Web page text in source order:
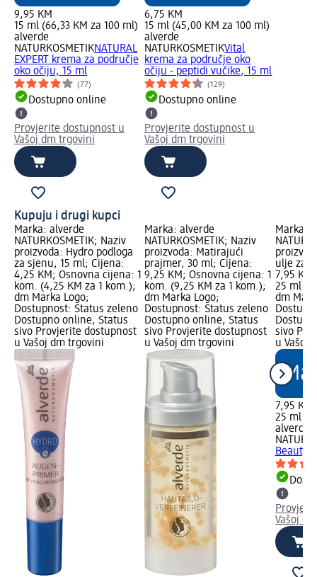
9,95 KM
15 ml (66,33 KM za 100 ml)
alverde
NATURKOSMETIKNATURAL
EXPERT krema za područje
oko očiju, 15 ml
(77)
Dostupno online
Provjerite dostupnost u
Vašoj dm trgovini
6,75 KM
15 ml (45,00 KM za 100 ml)
alverde
NATURKOSMETIKVital
krema za područje oko
očiju - peptidi vučike, 15 ml
(129)
Dostupno online
Provjerite dostupnost u
Vašoj dm trgovini
Kupuju i drugi kupci
Marka: alverde
NATURKOSMETIK; Naziv
proizvoda: Hydro podloga
za sjenu, 15 ml; Cijena:
4,25 KM; Osnovna cijena: 1
kom. (4,25 KM za 1 kom.);
dm Marka Logo;
Dostupnost: Status zeleno
Dostupno online, Status
sivo Provjerite dostupnost
u Vašoj dm trgovini
Marka: alverde
NATURKOSMETIK; Naziv
proizvoda: Matirajući
prajmer, 30 ml; Cijena:
9,25 KM; Osnovna cijena: 1
kom. (9,25 KM za 1 kom.);
dm Marka Logo;
Dostupnost: Status zeleno
Dostupno online, Status
sivo Provjerite dostupnost
u Vašoj dm trgovini
Marka:
ulje za
7,95
25 ml
dm
sivo
u Vašoj
7,95 KM
25 ml
alverde
Beauty
Vašoj